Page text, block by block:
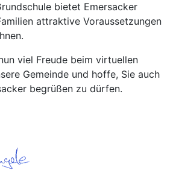
bietet Emersacker
attraktive Voraussetzungen
viel Freude beim virtuellen
Gemeinde und hoffe, Sie auch
begrüßen zu dürfen.